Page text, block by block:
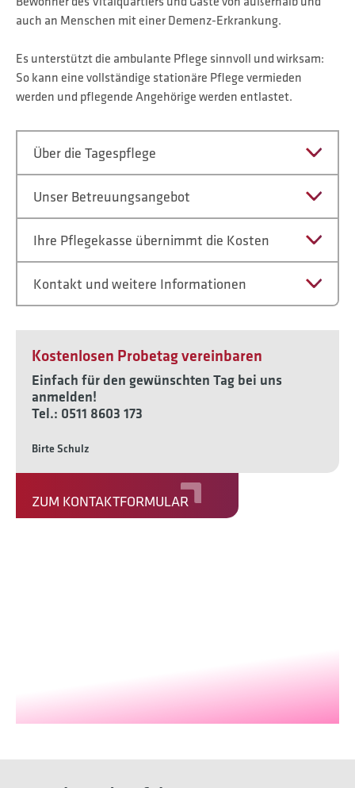
auch an Menschen mit einer Demenz-Erkrankung.
Es unterstützt die ambulante Pflege sinnvoll und wirksam:
So kann eine vollständige stationäre Pflege vermieden
werden und pflegende Angehörige werden entlastet.
Über die Tagespflege
Unser Betreuungsangebot
Ihre Pflegekasse übernimmt die Kosten
Kontakt und weitere Informationen
Kostenlosen Probetag vereinbaren
Einfach für den gewünschten Tag bei uns
anmelden!
Tel.: 0511 8603 173
Birte Schulz
ZUM KONTAKTFORMULAR